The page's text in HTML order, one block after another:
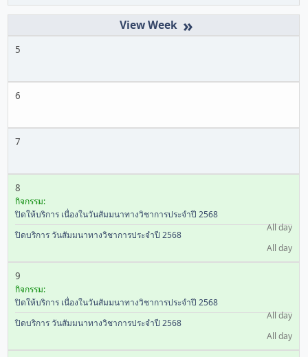
»
5
6
7
8
กิจกรรม:
ปิดให้บริการ เนื่องในวันสัมมนาทางวิชาการประจำปี 2568
All day
ปิดบริการ วันสัมมนาทางวิชาการประจำปี 2568
All day
9
กิจกรรม:
ปิดให้บริการ เนื่องในวันสัมมนาทางวิชาการประจำปี 2568
All day
ปิดบริการ วันสัมมนาทางวิชาการประจำปี 2568
All day